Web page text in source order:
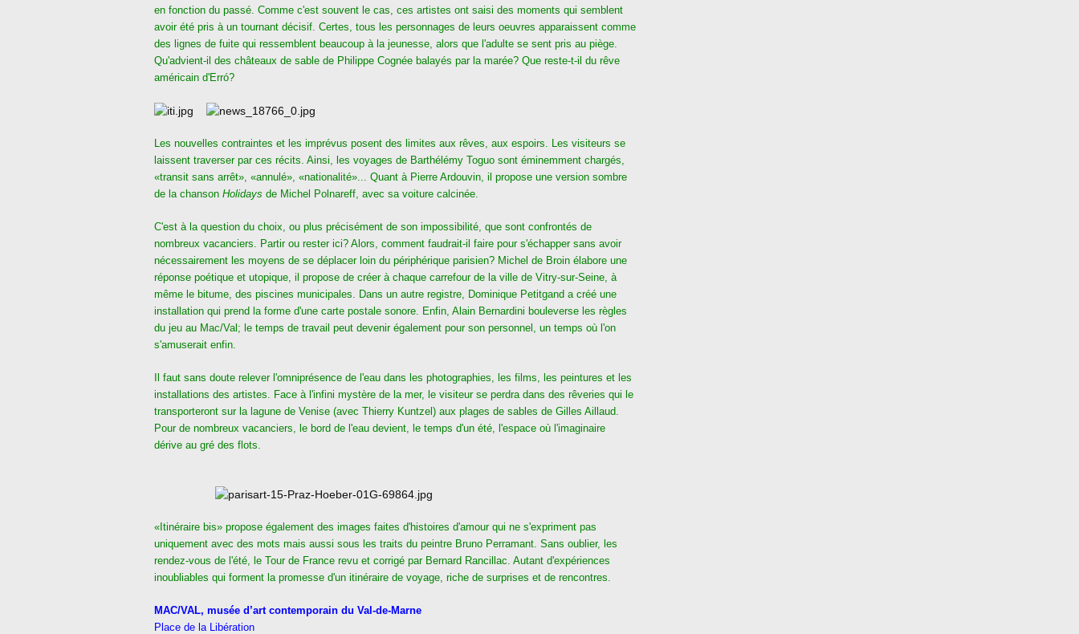
en fonction du passé. Comme c'est souvent le cas, ces artistes ont saisi des moments qui semblent
avoir été pris à un tournant décisif. Certes, tous les personnages de leurs oeuvres apparaissent comme
des lignes de fuite qui ressemblent beaucoup à la jeunesse, alors que l'adulte se sent pris au piège.
Qu'advient-il des châteaux de sable de Philippe Cognée balayés par la marée? Que reste-t-il du rêve
américain d'Erró?
Les nouvelles contraintes et les imprévus posent des limites aux rêves, aux espoirs. Les visiteurs se
laissent traverser par ces récits. Ainsi, les voyages de Barthélémy Toguo sont éminemment chargés,
«transit sans arrêt», «annulé», «nationalité»... Quant à Pierre Ardouvin, il propose une version sombre
de la chanson Holidays de Michel Polnareff, avec sa voiture calcinée.
C'est à la question du choix, ou plus précisément de son impossibilité, que sont confrontés de
nombreux vacanciers. Partir ou rester ici? Alors, comment faudrait-il faire pour s'échapper sans avoir
nécessairement les moyens de se déplacer loin du périphérique parisien? Michel de Broin élabore une
réponse poétique et utopique, il propose de créer à chaque carrefour de la ville de Vitry-sur-Seine, à
même le bitume, des piscines municipales. Dans un autre registre, Dominique Petitgand a créé une
installation qui prend la forme d'une carte postale sonore. Enfin, Alain Bernardini bouleverse les règles
du jeu au Mac/Val; le temps de travail peut devenir également pour son personnel, un temps où l'on
s'amuserait enfin.
Il faut sans doute relever l'omniprésence de l'eau dans les photographies, les films, les peintures et les
installations des artistes. Face à l'infini mystère de la mer, le visiteur se perdra dans des rêveries qui le
transporteront sur la lagune de Venise (avec Thierry Kuntzel) aux plages de sables de Gilles Aillaud.
Pour de nombreux vacanciers, le bord de l'eau devient, le temps d'un été, l'espace où l'imaginaire
dérive au gré des flots.
«Itinéraire bis» propose également des images faites d'histoires d'amour qui ne s'expriment pas
uniquement avec des mots mais aussi sous les traits du peintre Bruno Perramant. Sans oublier, les
rendez-vous de l'été, le Tour de France revu et corrigé par Bernard Rancillac. Autant d'expériences
inoubliables qui forment la promesse d'un itinéraire de voyage, riche de surprises et de rencontres.
MAC/VAL, musée d’art contemporain du Val-de-Marne
Place de la Libération